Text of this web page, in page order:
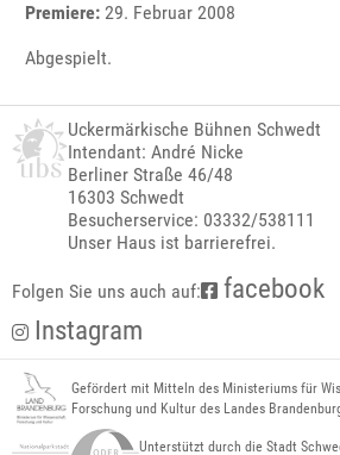
Premiere: 29. Februar 2008
Abgespielt.
Uckermärkische Bühnen Schwedt
Intendant: André Nicke
Berliner Straße 46/48
16303 Schwedt
Besucherservice: 03332/538111
Unser Haus ist barrierefrei.
Folgen Sie uns auch auf: facebook
Instagram
Gefördert mit Mitteln des Ministeriums für
Forschung und Kultur des Landes
Unterstützt durch die Stadt